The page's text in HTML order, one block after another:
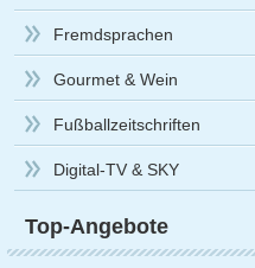
Fremdsprachen
Gourmet & Wein
Fußballzeitschriften
Digital-TV & SKY
Top-Angebote